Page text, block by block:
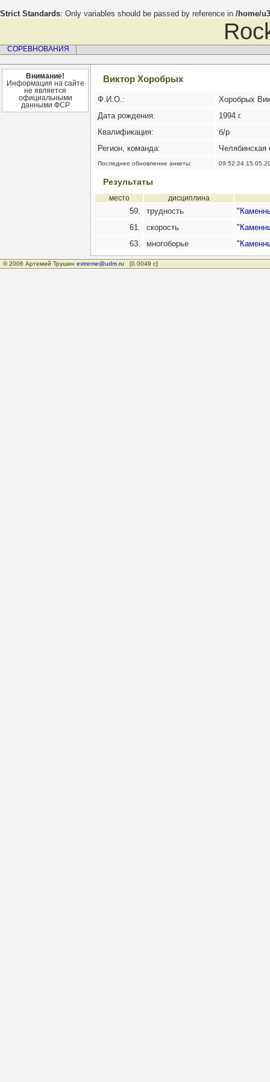
Strict Standards: Only variables should be passed by reference in /home/
СОРЕВНОВАНИЯ
Внимание!
Информация на сайте
не является
официальными
данными ФСР
Виктор Хоробрых
Ф.И.О.:
Хоробрых
Дата рождения:
1994 г.
Квалификация:
б/р
Регион, команда:
Челябинская
Последнее обновление анкеты: 09:52:24
Результаты
место дисциплина
59. трудность
61.
скорость
63.
многоборье
© 2006 Артемий Трушин extreme@udm.ru [0.0049 с]